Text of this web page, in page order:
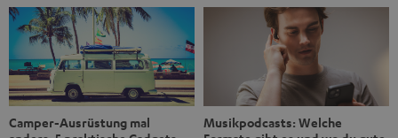
1956 begleitet das Magazin Jugendliche durch Rock und
Pop, kleine Schwärmereien und große Fragen. Zum 70.
Jubiläum werfen wir einen Blick zurück. Vom Filmheft zur
Jugendmarke: Wie die BRAVO ihren Ton fand Als die […]
Camper-Ausrüstung mal
Musikpodcasts: Welche